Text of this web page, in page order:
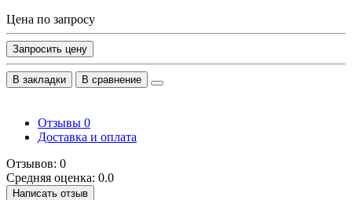
Цена по запросу
Запросить цену
В закладки В сравнение
Отзывы 0
Доставка и оплата
Отзывов: 0
Средняя оценка: 0.0
Написать отзыв